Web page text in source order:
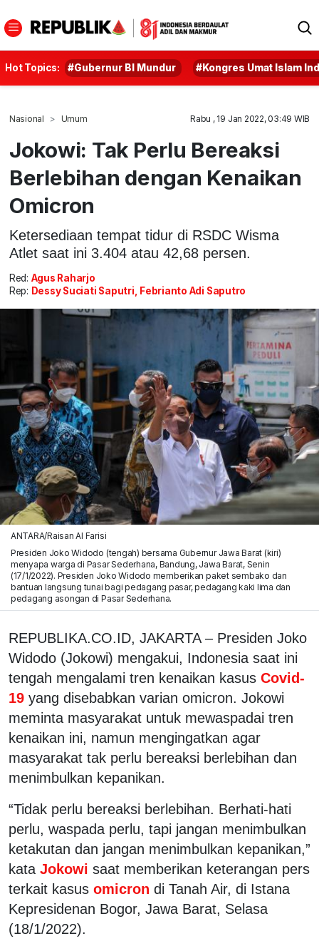
Hot Topics: #Gubernur BI Mundur #Kongres Umat Islam
Nasional Umum Rabu , 19 Jan 2022, 03:49 WIB
Jokowi: Tak Perlu Bereaksi
Berlebihan dengan Kenaikan
Omicron
Ketersediaan tempat tidur di RSDC Wisma
Atlet saat ini 3.404 atau 42,68 persen.
Red: Agus Raharjo
Rep: Dessy Suciati Saputri, Febrianto Adi Saputro
ANTARA/Raisan Al Farisi
Presiden Joko Widodo (tengah) bersama Gubernur Jawa Barat (kiri)
menyapa warga di Pasar Sederhana, Bandung, Jawa Barat, Senin
(17/1/2022). Presiden Joko Widodo memberikan paket sembako dan
bantuan langsung tunai bagi pedagang pasar, pedagang kaki lima dan
pedagang asongan di Pasar Sederhana.
REPUBLIKA.CO.ID, JAKARTA – Presiden Joko
Widodo (Jokowi) mengakui, Indonesia saat ini
tengah mengalami tren kenaikan kasus Covid-
19 yang disebabkan varian omicron. Jokowi
meminta masyarakat untuk mewaspadai tren
kenaikan ini, namun mengingatkan agar
masyarakat tak perlu bereaksi berlebihan dan
menimbulkan kepanikan.
“Tidak perlu bereaksi berlebihan. Berhati-hati
perlu, waspada perlu, tapi jangan menimbulkan
ketakutan dan jangan menimbulkan kepanikan,”
kata Jokowi saat memberikan keterangan pers
terkait kasus omicron di Tanah Air, di Istana
Kepresidenan Bogor, Jawa Barat, Selasa
(18/1/2022).